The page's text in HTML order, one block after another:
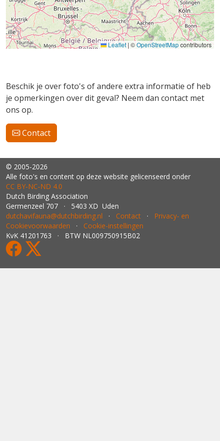
Leaflet| ©OpenStreetMapcontributors
Beschik je over foto's of andere extra informatie of heb
je opmerkingen over dit geval? Neem dan contact met
ons op.
Contact
© 2005-2026
Alle foto's en content op deze website gelicenseerd onder
CC BY‑NC‑ND 4.0
Dutch Birding Association
Germenzeel 707 · 5403 XD Uden
dutchavifauna@dutchbirding.nl · Contact · Privacy- en
Cookievoorwaarden · Cookie-instellingen
KvK 41201763 · BTW NL009750915B02